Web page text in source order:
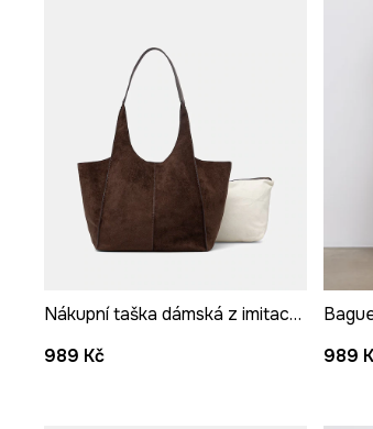
Nákupní taška dámská z imitace semiše
989 Kč
989